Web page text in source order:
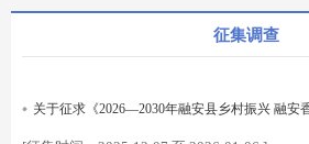
征集调查